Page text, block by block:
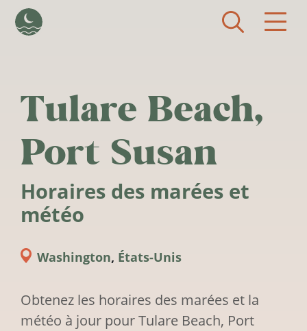
Tulare Beach,
Port Susan
Horaires des marées et
météo
Washington, États-Unis
Obtenez les horaires des marées et la
météo à jour pour Tulare Beach, Port